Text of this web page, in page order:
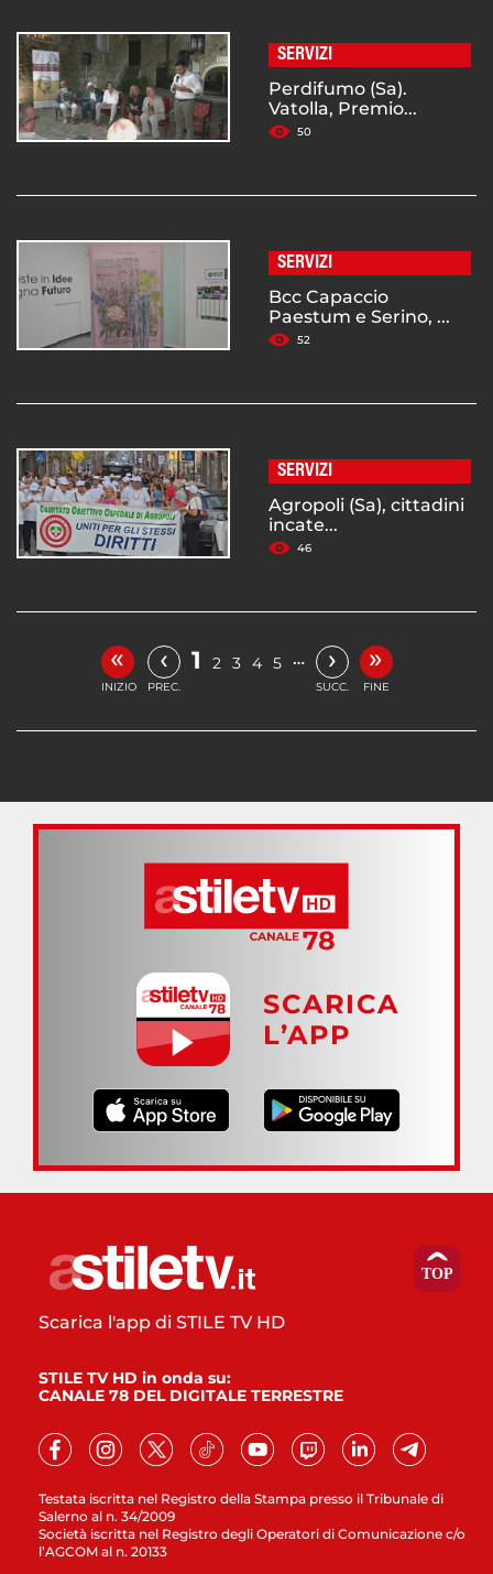
SERVIZI
Perdifumo (Sa).
Vatolla, Premio...
50
SERVIZI
Bcc Capaccio
Paestum e Serino, ...
52
SERVIZI
Agropoli (Sa), cittadini
incate...
46
«
INIZIO
‹
PREC.
1 2 3 4 5 … ›
SUCC.
»
FINE
SCARICA
L’APP
Testata iscritta nel Registro della Stampa presso il Tribunale di
Salerno al n. 34/2009
Società iscritta nel Registro degli Operatori di Comunicazione c/o
l’AGCOM al n. 20133
Scarica l'app di STILE TV HD
STILE TV HD in onda su:
CANALE 78 DEL DIGITALE TERRESTRE